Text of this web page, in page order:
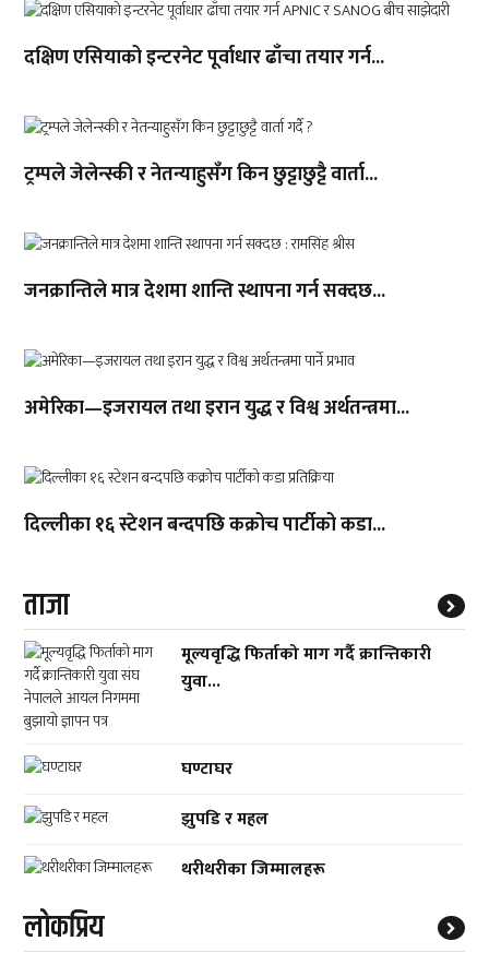
दक्षिण एसियाको इन्टरनेट पूर्वाधार ढाँचा तयार गर्न...
ट्रम्पले जेलेन्स्की र नेतन्याहुसँग किन छुट्टाछुट्टै वार्ता...
जनक्रान्तिले मात्र देशमा शान्ति स्थापना गर्न सक्दछ...
अमेरिका—इजरायल तथा इरान युद्ध र विश्व अर्थतन्त्रमा...
दिल्लीका १६ स्टेशन बन्दपछि कक्रोच पार्टीको कडा...
ताजा
मूल्यवृद्धि फिर्ताको माग गर्दै क्रान्तिकारी
युवा...
घण्टाघर
झुपडि र महल
थरीथरीका जिम्मालहरू
लाेकप्रिय